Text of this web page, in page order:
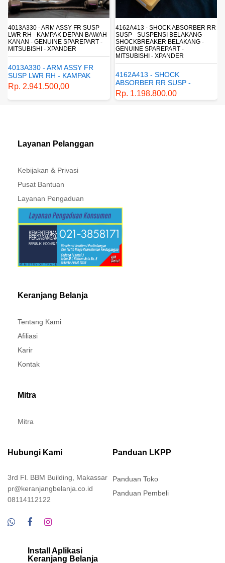
4013A330 - ARM ASSY FR SUSP
LWR RH - KAMPAK DEPAN BAWAH
KANAN - GENUINE SPAREPART -
MITSUBISHI - XPANDER
4013A330 - ARM ASSY FR
SUSP LWR RH - KAMPAK
DEPAN BAWAH KANAN -
GENUINE SPAREPART -
MITSUBISHI - XPANDER
Rp. 2.941.500,00
4162A413 - SHOCK ABSORBER RR
SUSP - SUSPENSI BELAKANG -
SHOCKBREAKER BELAKANG -
GENUINE SPAREPART -
MITSUBISHI - XPANDER
4162A413 - SHOCK
ABSORBER RR SUSP -
SUSPENSI BELAKANG -
SHOCKBREAKER BELAKANG
Rp. 1.198.800,00
Layanan Pelanggan
Kebijakan & Privasi
Pusat Bantuan
Layanan Pengaduan
Keranjang Belanja
Tentang Kami
Afiliasi
Karir
Kontak
Mitra
Mitra
Hubungi Kami
3rd Fl. BBM Building, Makassar
pr@keranjangbelanja.co.id
08114112122
Panduan LKPP
Panduan Toko
Panduan Pembeli
Install Aplikasi
Keranjang Belanja